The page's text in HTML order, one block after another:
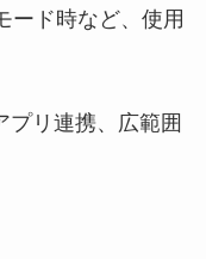
ド時など、使用
プリ連携、広範囲